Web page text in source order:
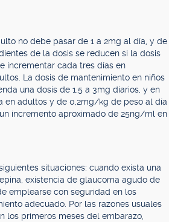
no debe pasar de 1 a 2mg al día, y de
de la dosis se reducen si la dosis
incrementar cada tres días en
La dosis de mantenimiento en niños
una dosis de 1,5 a 3mg diarios, y en
en adultos y de 0,2mg/kg de peso al día
incremento aproximado de 25ng/ml en
situaciones: cuando exista una
existencia de glaucoma agudo de
emplearse con seguridad en los
adecuado. Por las razones usuales
los primeros meses del embarazo,